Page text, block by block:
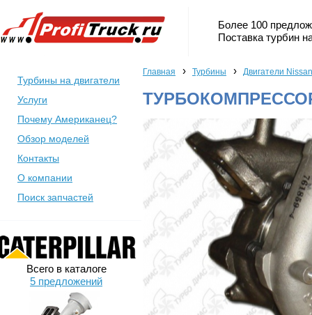
Более 100
Поставка турбин
Турбины на двигатели
Услуги
Почему Американец?
Обзор моделей
Контакты
О компании
Поиск запчастей
Всего в каталоге
5 предложений
Главная › Турбины › Двигатели Nissan
ТУРБОКОМПРЕССОР